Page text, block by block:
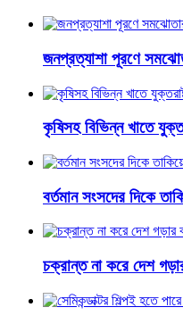
জনপ্রত্যাশা পূরণে
কৃষিসহ বিভিন্ন খাতে
বর্তমান সংসদের দিকে
চক্রান্ত না করে দেশ